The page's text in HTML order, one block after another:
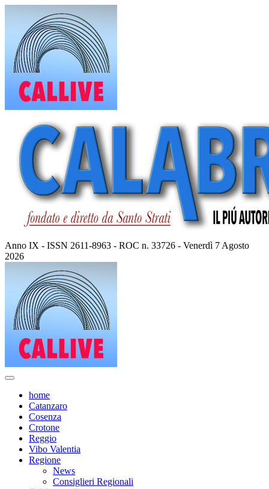
contenuto
Anno IX - ISSN 2611-8963 - ROC n. 33726 - Venerdì 7 Agosto
2026
home
Catanzaro
Cosenza
Crotone
Reggio
Vibo Valentia
Regione
News
Consiglieri Regionali